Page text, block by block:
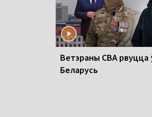
Ветэраны СВА рвуцца
Беларусь